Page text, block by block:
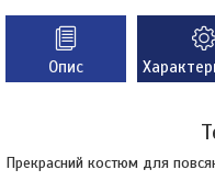
Опис
Прекрасний костюм для